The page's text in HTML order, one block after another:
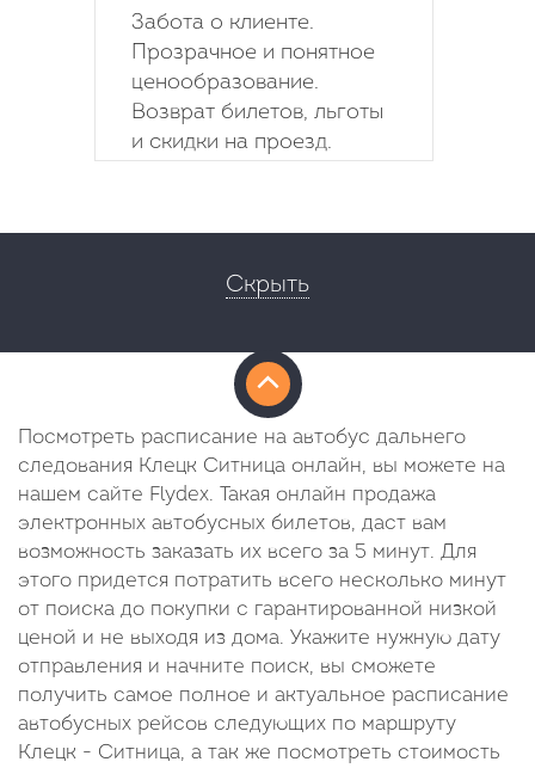
Забота о клиенте.
Прозрачное и понятное
ценообразование.
Возврат билетов, льготы
и скидки на проезд.
Скрыть
Посмотреть расписание на автобус дальнего
следования Клецк Ситница онлайн, вы можете на
нашем сайте Flydex. Такая онлайн продажа
электронных автобусных билетов, даст вам
возможность заказать их всего за 5 минут. Для
этого придется потратить всего несколько минут
от поиска до покупки с гарантированной низкой
ценой и не выходя из дома. Укажите нужную дату
отправления и начните поиск, вы сможете
получить самое полное и актуальное расписание
автобусных рейсов следующих по маршруту
Клецк - Ситница, а так же посмотреть стоимость